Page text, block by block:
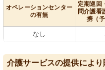
オペレーションセンター
の有無
定期巡回
問介護看
携（予
なし
介護サービスの提供によ